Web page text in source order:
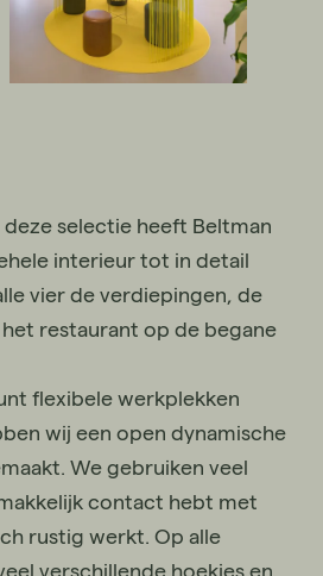
deze selectie heeft Beltman
interieur tot in detail
vier de verdiepingen, de
restaurant op de begane
flexibele werkplekken
wij een open dynamische
We gebruiken veel
contact hebt met
rustig werkt. Op alle
verschillende hoekjes en